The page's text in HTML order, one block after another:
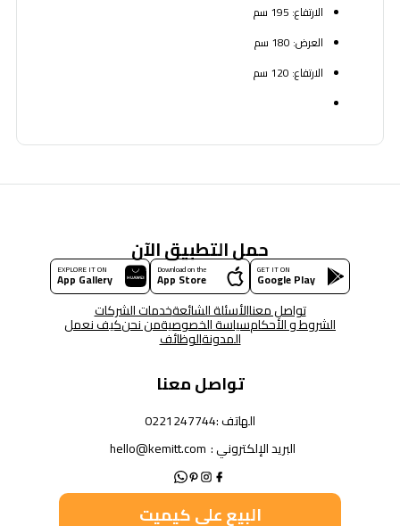
الارتفاع: 195 سم
العرض: 180 سم
الارتفاع: 120 سم
حمل التطبيق الآن
GET IT ON
Google Play
Download on the
App Store
EXPLORE IT ON
App Gallery
تواصل معناالأسئلة الشائعةخدمات الشركات
الشروط و الأحكامسياسة الخصوصيةمن نحنكيف نعمل
المدونةالوظائف
تواصل معنا
الهاتف :0221247744
البريد الإلكتروني : hello@kemitt.com
البيع على كيميت